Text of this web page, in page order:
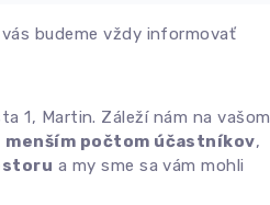
budeme vždy informovať
1, Martin. Záleží nám na vašom
menším počtom účastníkov,
a my sme sa vám mohli